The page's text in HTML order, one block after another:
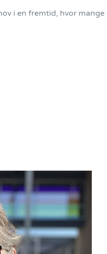
i en fremtid, hvor